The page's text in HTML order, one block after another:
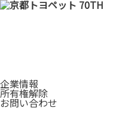
企業情報
所有権解除
お問い合わせ